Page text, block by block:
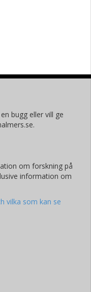
bugg eller vill ge
om forskning på
information om
vilka som kan se